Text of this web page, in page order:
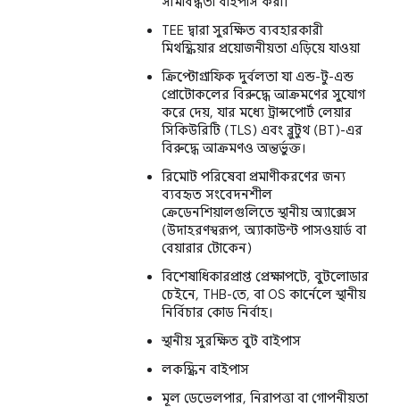
TEE দ্বারা সুরক্ষিত ব্যবহারকারী
মিথস্ক্রিয়ার প্রয়োজনীয়তা এড়িয়ে যাওয়া
ক্রিপ্টোগ্রাফিক দুর্বলতা যা এন্ড-টু-এন্ড
প্রোটোকলের বিরুদ্ধে আক্রমণের সুযোগ
করে দেয়, যার মধ্যে ট্রান্সপোর্ট লেয়ার
সিকিউরিটি (TLS) এবং ব্লুটুথ (BT)-এর
বিরুদ্ধে আক্রমণও অন্তর্ভুক্ত।
রিমোট পরিষেবা প্রমাণীকরণের জন্য
ব্যবহৃত সংবেদনশীল
ক্রেডেনশিয়ালগুলিতে স্থানীয় অ্যাক্সেস
(উদাহরণস্বরূপ, অ্যাকাউন্ট পাসওয়ার্ড বা
বেয়ারার টোকেন)
বিশেষাধিকারপ্রাপ্ত প্রেক্ষাপটে, বুটলোডার
চেইনে, THB-তে, বা OS কার্নেলে স্থানীয়
নির্বিচার কোড নির্বাহ।
স্থানীয় সুরক্ষিত বুট বাইপাস
লকস্ক্রিন বাইপাস
মূল ডেভেলপার, নিরাপত্তা বা গোপনীয়তা